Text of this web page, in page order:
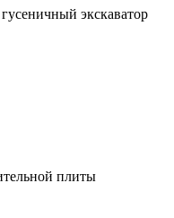
экскаватор
плиты